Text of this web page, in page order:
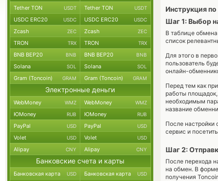
Инструкция по
Шаг 1: Выбор
В таблице
список
Для этого в
пользователь
онлайн-
Перед тем как
работы
необходимым
название
После настройки
сервис и
Шаг 2:
После перехода
на обмен. В
получения
Tether TON USDT Tether TON USDT
USDC ERC20 USDC USDC ERC20 USDC
Zcash ZEC Zcash ZEC
TRON TRX TRON TRX
BNB BEP20 BNB BNB BEP20 BNB
Solana SOL Solana SOL
Gram (Toncoin) GRAM Gram (Toncoin) GRAM
Электронные деньги
WebMoney WMZ WebMoney WMZ
ЮMoney RUB ЮMoney RUB
PayPal USD PayPal USD
Volet USD Volet USD
Alipay CNY Alipay CNY
Банковские счета и карты
Банковская карта USD Банковская карта USD